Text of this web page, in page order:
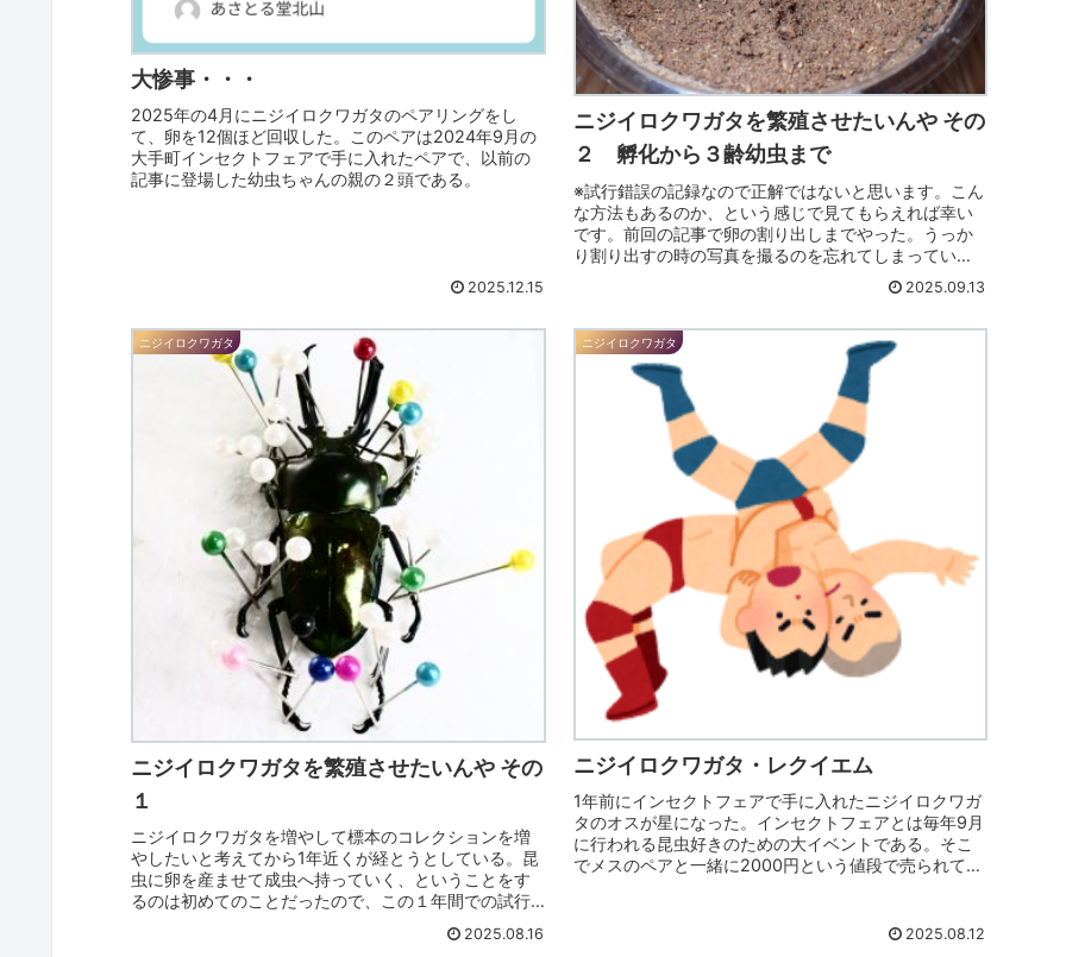
大惨事・・・
2025年の4月にニジイロクワガタのペアリングをし
て、卵を12個ほど回収した。このペアは2024年9月の
大手町インセクトフェアで手に入れたペアで、以前の
記事に登場した幼虫ちゃんの親の２頭である。
2025.12.15
ニジイロクワガタを繁殖させたいんや その
２ 孵化から３齢幼虫まで
※試行錯誤の記録なので正解ではないと思います。こん
な方法もあるのか、という感じで見てもらえれば幸い
です。前回の記事で卵の割り出しまでやった。うっか
り割り出すの時の写真を撮るのを忘れてしまってい
た・・・。（卵探しに夢中だった）ほいで、卵を取り...
2025.09.13
ニジイロクワガタ
ニジイロクワガタを繁殖させたいんや その
１
ニジイロクワガタを増やして標本のコレクションを増
やしたいと考えてから1年近くが経とうとしている。昆
虫に卵を産ませて成虫へ持っていく、ということをす
るのは初めてのことだったので、この１年間での試行
2025.08.16
ニジイロクワガタ
ニジイロクワガタ・レクイエム
1年前にインセクトフェアで手に入れたニジイロクワガ
タのオスが星になった。インセクトフェアとは毎年9月
に行われる昆虫好きのための大イベントである。そこ
でメスのペアと一緒に2000円という値段で売られてい
2025.08.12